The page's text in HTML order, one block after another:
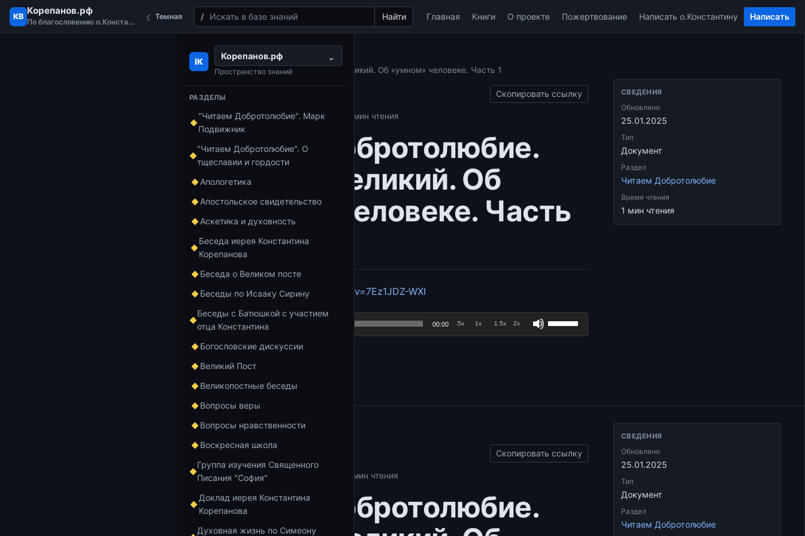
КВ Корепанов.рф
По благословению о.Константина ☾ Темная Поиск Найти Главная Книги О проекте Пожертвование Написать о.Константину Написать
IK
Корепанов.рф ⌄
Пространство знаний
РАЗДЕЛЫ
"Читаем Добротолюбие". Марк
Подвижник
"Читаем Добротолюбие". О
тщеславии и гордости
Апологетика
Апостольское свидетельство
Аскетика и духовность
Беседа иерея Константина
Корепанова
Беседа о Великом посте
Беседы по Исааку Сирину
Беседы с Батюшкой с участием
отца Константина
Богословские дискуссии
Великий Пост
Великопостные беседы
Вопросы веры
Вопросы нравственности
Воскресная школа
Группа изучения Священного
Писания "София"
Доклад иерея Константина
Корепанова
Духовная жизнь по Симеону
Главная
Читаем Добротолюбие
Читаем Добротолюбие. Антоний Великий. Об «умном» человеке. Часть 1
Скопировать ссылку
Читаем Добротолюбие 14.09.2017 1 мин чтения
Читаем Добротолюбие.
Антоний Великий. Об
«умном» человеке. Часть
1
https://www.youtube.com/watch?v=7Ez1JDZ-WXI
00:00 00:00 .5x 1x 1.5x 2x
клавиши
или
СВЕДЕНИЯ
Обновлено
25.01.2025
Тип
Документ
Раздел
Читаем Добротолюбие
Время чтения
1 мин чтения
Главная Архивы
Скопировать ссылку
Читаем Добротолюбие 1 мин чтения
Читаем Добротолюбие.
СВЕДЕНИЯ
Обновлено
25.01.2025
Тип
Документ
Раздел
Читаем Добротолюбие